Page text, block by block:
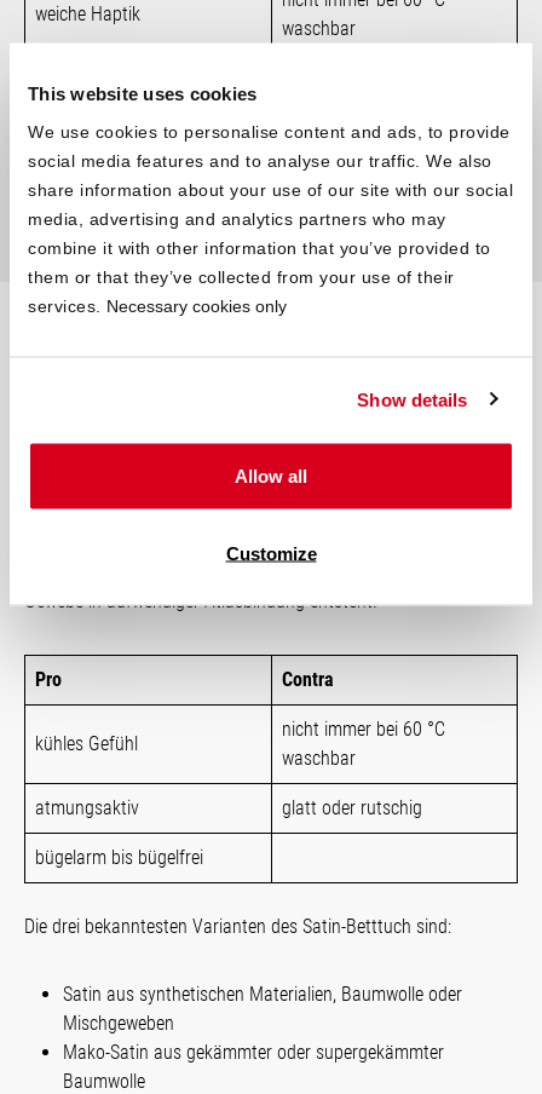
This website uses cookies
We use cookies to personalise content and ads, to provide
social media features and to analyse our traffic. We also
share information about your use of our site with our social
media, advertising and analytics partners who may
combine it with other information that you’ve provided to
them or that they’ve collected from your use of their
services. Necessary cookies only
Show details
Allow all
Customize
weiche Haptik
waschbar
atmungsaktiv
bügelfrei
Satinleintücher sind sehr weich und glatt. Satin bezeichnet ein
Gewebe in aufwendiger Atlasbindung entsteht.
Pro Contra
kühles Gefühl
nicht immer bei 60 °C
waschbar
atmungsaktiv glatt oder rutschig
bügelarm bis bügelfrei
Die drei bekanntesten Varianten des Satin-Betttuch sind:
Satin aus synthetischen Materialien, Baumwolle oder
Mischgeweben
Mako-Satin aus gekämmter oder supergekämmter
Baumwolle